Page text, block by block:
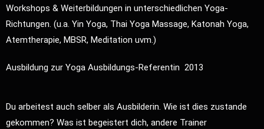
Workshops & Weiterbildungen in unterschiedlichen Yoga-
Richtungen. (u.a. Yin Yoga, Thai Yoga Massage, Katonah Yoga,
Atemtherapie, MBSR, Meditation uvm.)
Ausbildung zur Yoga Ausbildungs-Referentin 2013
Du arbeitest auch selber als Ausbilderin. Wie ist dies zustande
gekommen? Was ist begeistert dich, andere Trainer